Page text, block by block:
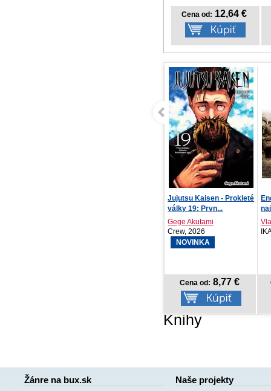
Cena od: 12,64 €
Jujutsu Kaisen - Prokleté
války 19: Prvn...
Gege Akutami
Crew, 2026
NOVINKA
Cena od: 8,77 €
Knihy
Žánre na bux.sk Naše projekty